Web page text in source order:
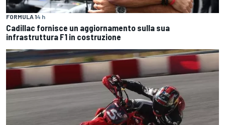
FORMULA 14 h
Cadillac fornisce un aggiornamento sulla sua
infrastruttura F1 in costruzione